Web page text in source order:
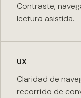
Contraste,
lectura asistida.
UX
Claridad de
recorrido de